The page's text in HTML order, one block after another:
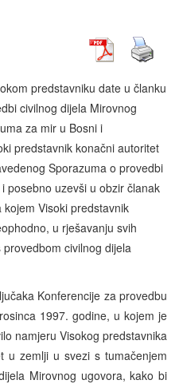
predstavniku date u članku
civilnog dijela Mirovnog
za mir u Bosni i
predstavnik konačni autoritet
Sporazuma o provedbi
posebno uzevši u obzir članak
Visoki predstavnik
u rješavanju svih
civilnog dijela
Konferencije za provedbu
1997. godine, u kojem je
namjeru Visokog predstavnika
u zemlji u svezi s tumačenjem
Mirovnog ugovora, kako bi